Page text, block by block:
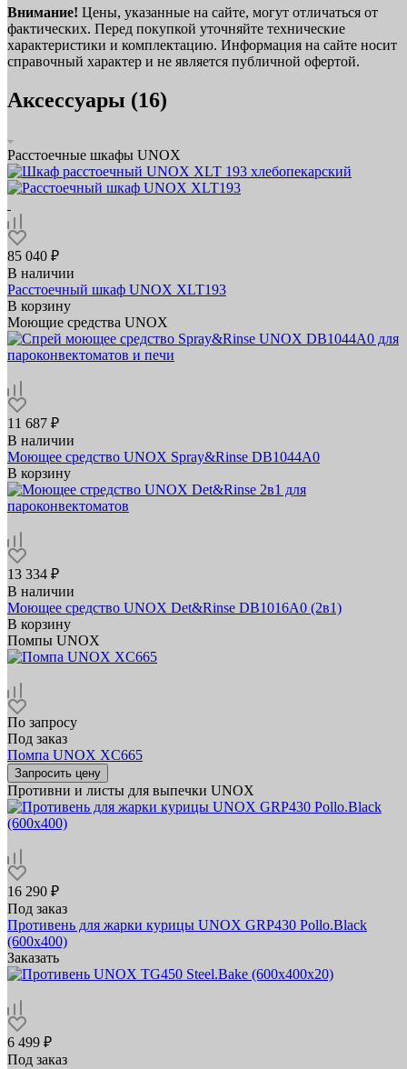
Внимание! Цены, указанные на сайте, могут отличаться от
фактических. Перед покупкой уточняйте технические
характеристики и комплектацию. Информация на сайте носит
справочный характер и не является публичной офертой.
Аксессуары (16)
Расстоечные шкафы UNOX
85 040 ₽
В наличии
Расстоечный шкаф UNOX XLT193
В корзину
Моющие средства UNOX
11 687 ₽
В наличии
Моющее средство UNOX Spray&Rinse DB1044A0
В корзину
13 334 ₽
В наличии
Моющее средство UNOX Det&Rinse DB1016A0 (2в1)
В корзину
Помпы UNOX
По запросу
Под заказ
Помпа UNOX XC665
Запросить цену
Противни и листы для выпечки UNOX
16 290 ₽
Под заказ
Противень для жарки курицы UNOX GRP430 Pollo.Black
(600х400)
Заказать
6 499 ₽
Под заказ